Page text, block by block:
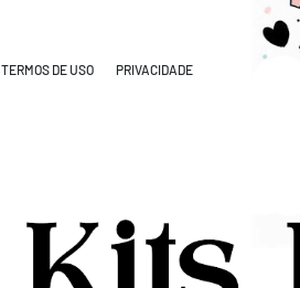
TERMOS DE USO PRIVACIDADE